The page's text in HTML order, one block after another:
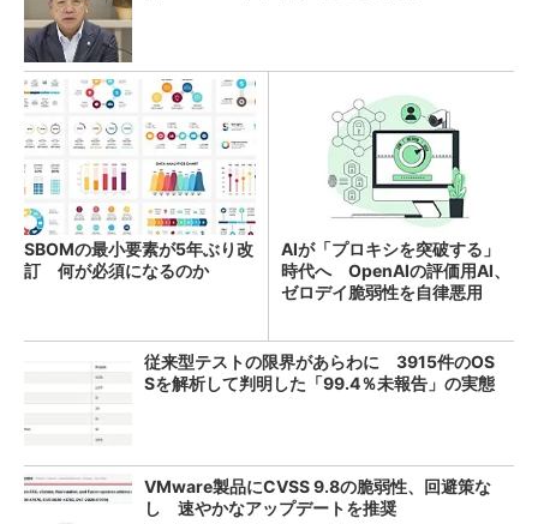
SBOMの最小要素が5年ぶり改
訂 何が必須になるのか
AIが「プロキシを突破する」
時代へ OpenAIの評価用AI、
ゼロデイ脆弱性を自律悪用
従来型テストの限界があらわに 3915件のOS
Sを解析して判明した「99.4％未報告」の実態
VMware製品にCVSS 9.8の脆弱性、回避策な
し 速やかなアップデートを推奨